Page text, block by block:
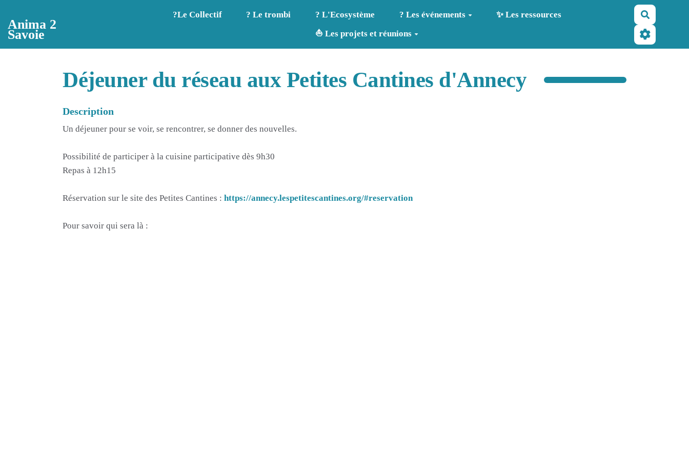
Anima 2
Savoie
?️Le Collectif ? Le trombi ? L'Ecosystème ? Les événements
✨ Les ressources
⛵ Les projets et réunions
Déjeuner du réseau aux Petites Cantines d'Annecy
Description
Un déjeuner pour se voir, se rencontrer, se donner des nouvelles.
Possibilité de participer à la cuisine participative dès 9h30
Repas à 12h15
Réservation sur le site des Petites Cantines : https://annecy.lespetitescantines.org/#reservation
Pour savoir qui sera là :